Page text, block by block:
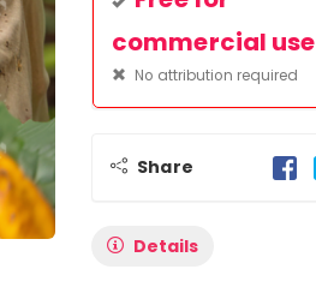
commercial use
No attribution required
Share
Details